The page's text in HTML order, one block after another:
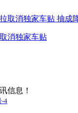
消独家车贴
信息！
-4